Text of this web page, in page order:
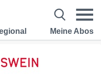
Meine Abos